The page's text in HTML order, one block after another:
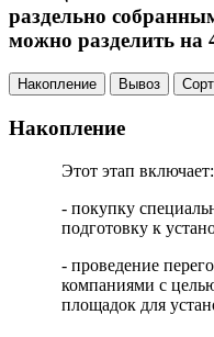
раздельно
можно разделить
Накопление Вывоз
Накопление
Этот этап включает:
- покупку
подготовку к
- проведение
компаниями с
площадок для